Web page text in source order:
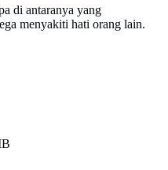
di antaranya yang
menyakiti hati orang lain.